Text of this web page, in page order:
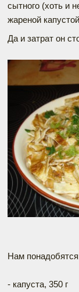
сытного (хоть и
жареной
Да и затрат он
Нам
- капуста, 350 г